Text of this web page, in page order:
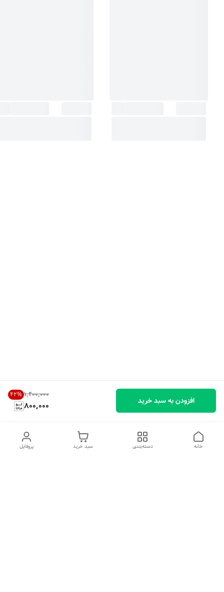
۱٬۴۰۰٬۰۰۰ 42%
800,000 افزودن به سبد خرید
پروفایل سبد خرید دسته‌بندی خانه